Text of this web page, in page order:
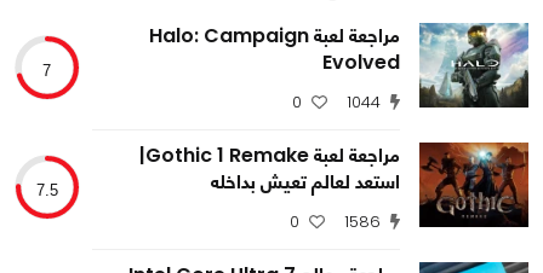
مراجعة لعبة Halo: Campaign
Evolved
1044
0
7
مراجعة لعبة Gothic 1 Remake|
استعد لعالم تعيش بداخله
1586
0
7.5